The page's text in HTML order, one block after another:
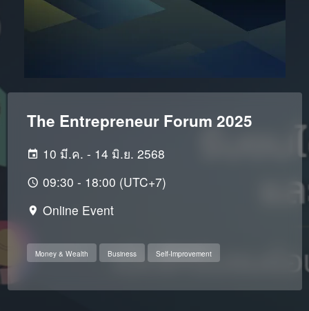
The Entrepreneur Forum 2025
10 มี.ค. - 14 มิ.ย. 2568
09:30 - 18:00 (UTC+7)
Online Event
Money & Wealth Business Self-Improvement